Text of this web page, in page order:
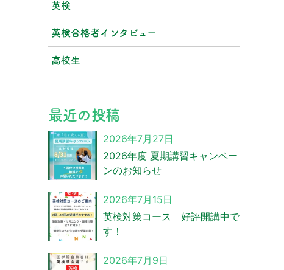
英検
英検合格者インタビュー
高校生
最近の投稿
2026年度 夏期講習キャンペー
ンのお知らせ
2026年7月27日
英検対策コース 好評開講中で
す！
2026年7月15日
2026年7月9日